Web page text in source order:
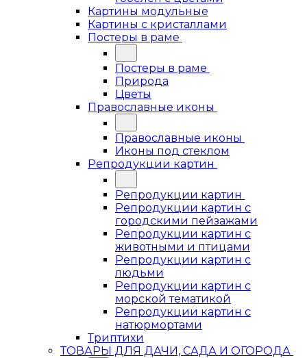
Картины модульные
Картины с кристаллами
Постеры в раме
Постеры в раме
Природа
Цветы
Православные иконы
Православные иконы
Иконы под стеклом
Репродукции картин
Репродукции картин
Репродукции картин с
городскими пейзажами
Репродукции картин с
животными и птицами
Репродукции картин с
людьми
Репродукции картин с
морской тематикой
Репродукции картин с
натюрмортами
Триптихи
ТОВАРЫ ДЛЯ ДАЧИ, САДА И ОГОРОДА